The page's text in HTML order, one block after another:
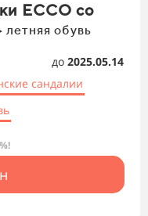
ECCO со
летняя обувь
до 2025.05.14
сандалии